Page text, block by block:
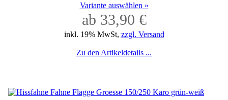
Variante auswählen »
ab 33,90 €
inkl. 19% MwSt, zzgl. Versand
Zu den Artikeldetails ...